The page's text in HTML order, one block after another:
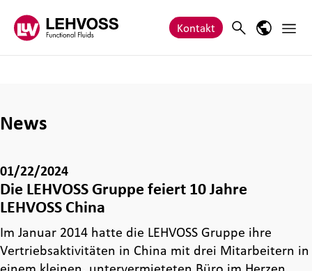
Kontakt SearchSprach-
News
01/22/2024
Die LEHVOSS Gruppe feiert 10 Jahre
LEHVOSS China
Im Januar 2014 hatte die LEHVOSS Gruppe ihre
Vertriebsaktivitäten in China mit drei Mitarbeitern in